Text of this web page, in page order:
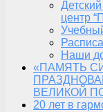
центр
Наши
«ПАМЯТЬ
ВЕЛИКОЙ
20 лет в